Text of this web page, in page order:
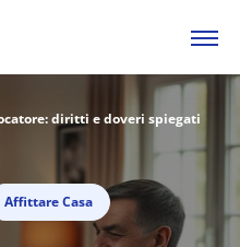
diritti e doveri spiegati
Affittare Casa